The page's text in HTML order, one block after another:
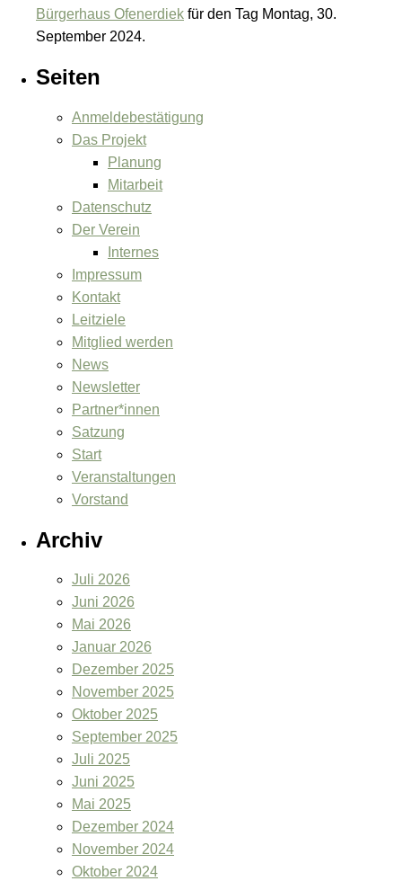
Bürgerhaus Ofenerdiek für den Tag Montag, 30.
September 2024.
Seiten
Anmeldebestätigung
Das Projekt
Planung
Mitarbeit
Datenschutz
Der Verein
Internes
Impressum
Kontakt
Leitziele
Mitglied werden
News
Newsletter
Partner*innen
Satzung
Start
Veranstaltungen
Vorstand
Archiv
Juli 2026
Juni 2026
Mai 2026
Januar 2026
Dezember 2025
November 2025
Oktober 2025
September 2025
Juli 2025
Juni 2025
Mai 2025
Dezember 2024
November 2024
Oktober 2024